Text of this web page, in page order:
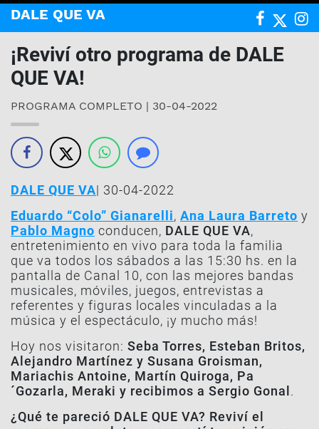
DALE QUE VA
¡Reviví otro programa de DALE
QUE VA!
PROGRAMA COMPLETO | 30-04-2022
DALE QUE VA| 30-04-2022
Eduardo “Colo” Gianarelli, Ana Laura Barreto y
Pablo Magno conducen, DALE QUE VA,
entretenimiento en vivo para toda la familia
que va todos los sábados a las 15:30 hs. en la
pantalla de Canal 10, con las mejores bandas
musicales, móviles, juegos, entrevistas a
referentes y figuras locales vinculadas a la
música y el espectáculo, ¡y mucho más!
Hoy nos visitaron: Seba Torres, Esteban Britos,
Alejandro Martínez y Susana Groisman,
Mariachis Antoine, Martín Quiroga, Pa
´Gozarla, Meraki y recibimos a Sergio Gonal .
¿Qué te pareció DALE QUE VA? Reviví el